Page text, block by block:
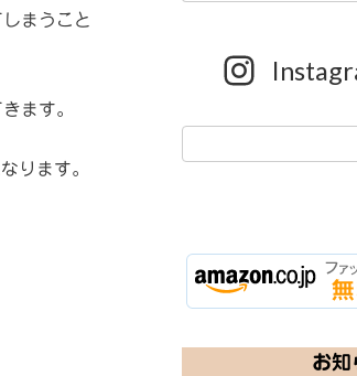
まうこと
ます。
ります。
お知